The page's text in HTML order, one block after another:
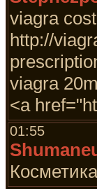
viagra
http://
viagra
<a
01:55